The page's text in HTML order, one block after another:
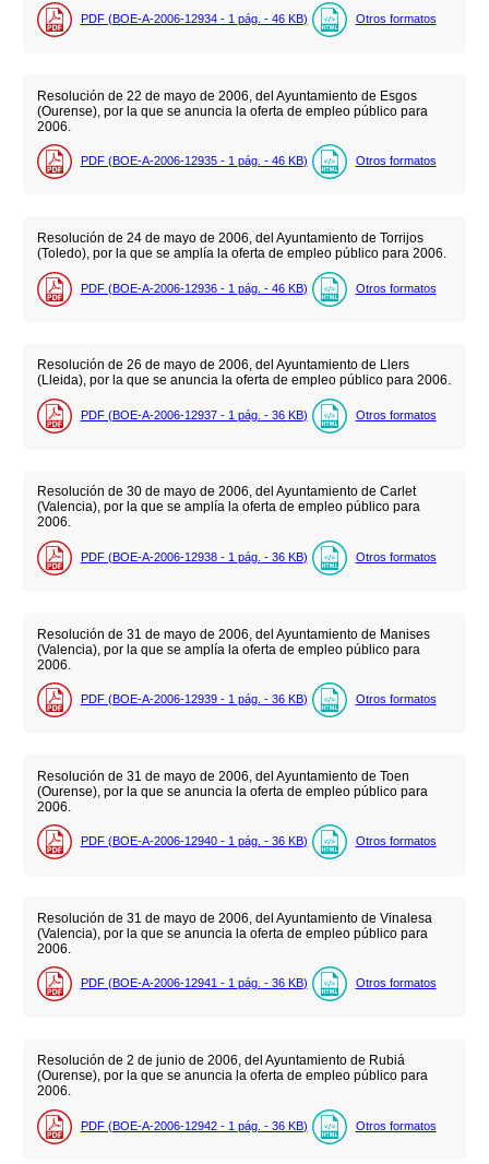
PDF (BOE-A-2006-12934 - 1 pág. - 46 KB) Otros formatos
Resolución de 22 de mayo de 2006, del Ayuntamiento de Esgos
(Ourense), por la que se anuncia la oferta de empleo público para
2006.
PDF (BOE-A-2006-12935 - 1 pág. - 46 KB) Otros formatos
Resolución de 24 de mayo de 2006, del Ayuntamiento de Torrijos
(Toledo), por la que se amplía la oferta de empleo público para 2006.
PDF (BOE-A-2006-12936 - 1 pág. - 46 KB) Otros formatos
Resolución de 26 de mayo de 2006, del Ayuntamiento de Llers
(Lleida), por la que se anuncia la oferta de empleo público para 2006.
PDF (BOE-A-2006-12937 - 1 pág. - 36 KB) Otros formatos
Resolución de 30 de mayo de 2006, del Ayuntamiento de Carlet
(Valencia), por la que se amplía la oferta de empleo público para
2006.
PDF (BOE-A-2006-12938 - 1 pág. - 36 KB) Otros formatos
Resolución de 31 de mayo de 2006, del Ayuntamiento de Manises
(Valencia), por la que se amplía la oferta de empleo público para
2006.
PDF (BOE-A-2006-12939 - 1 pág. - 36 KB) Otros formatos
Resolución de 31 de mayo de 2006, del Ayuntamiento de Toen
(Ourense), por la que se anuncia la oferta de empleo público para
2006.
PDF (BOE-A-2006-12940 - 1 pág. - 36 KB) Otros formatos
Resolución de 31 de mayo de 2006, del Ayuntamiento de Vinalesa
(Valencia), por la que se anuncia la oferta de empleo público para
2006.
PDF (BOE-A-2006-12941 - 1 pág. - 36 KB) Otros formatos
Resolución de 2 de junio de 2006, del Ayuntamiento de Rubiá
(Ourense), por la que se anuncia la oferta de empleo público para
2006.
PDF (BOE-A-2006-12942 - 1 pág. - 36 KB) Otros formatos